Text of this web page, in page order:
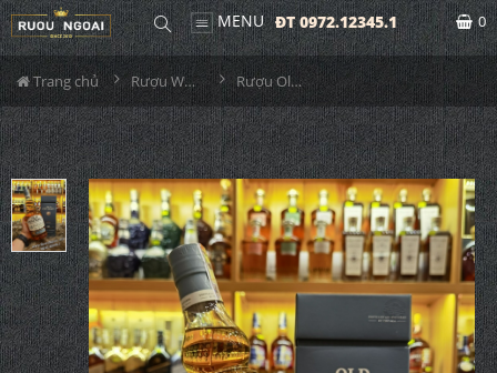
MENU ĐT 0972.12345.1 0
Trang chủ Rượu Whisky Rượu Old Pulteney 15YO